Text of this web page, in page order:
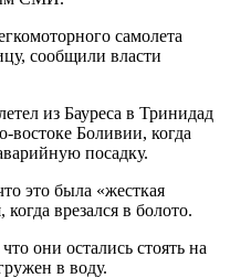
самолета
сообщили власти
из Бауреса в Тринидад
востоке Боливии, когда
посадку.
это была «жесткая
врезался в болото.
они остались стоять на
в воду.